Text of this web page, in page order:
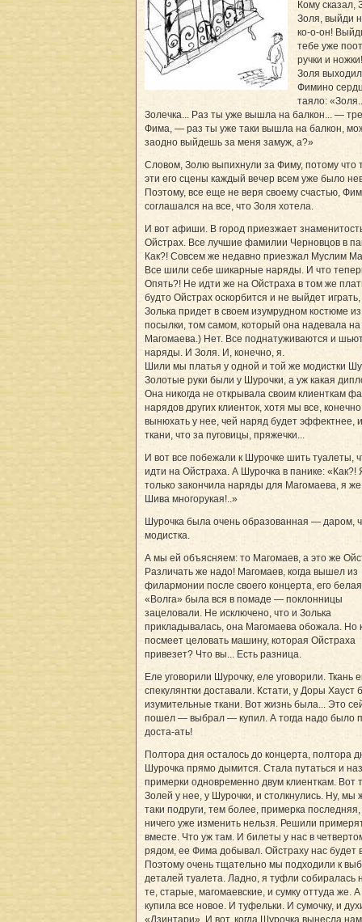
Кому сказал,
Золя, выйди
ко-о-он!
тебе уже
ручки и
Золя
Фимино
таяло:
Золечка... Раз ты уже вышла на балкон... —
Фима, — раз ты уже таки вышла на балкон,
заодно выйдешь за меня замуж, а?»
Словом, Золю выпихнули за Фиму, потому что
эти его сцены каждый вечер всем уже было
Поэтому, все еще не веря своему счастью,
соглашался на все, что Золя хотела.
И вот афиши. В город приезжает
Ойстрах. Все лучшие фамилии Черновцов в
Как?! Совсем же недавно приезжал Муслим
Все шили себе шикарные наряды. И что
Опять?! Не идти же на Ойстраха в том же
будто Ойстрах оскорбится и не выйдет
Золька придет в своем изумрудном костюме из
посылки, том самом, который она надевала на
Магомаева.) Нет. Все поднатуживаются и
наряды. И Золя. И, конечно, я.
Шили мы платья у одной и той же модистки
Золотые руки были у Шурочки, а уж какая
Она никогда не открывала своим клиенткам
нарядов других клиенток, хотя мы все,
вынюхать у нее, чей наряд будет эффектнее,
ткани, что за пуговицы, пряжечки...
И вот все побежали к Шурочке шить туалеты,
идти на Ойстраха. А Шурочка в панике: «Как?!
только закончила наряды для Магомаева, я
Шива многорукая!..»
Шурочка была очень образованная — даром,
модистка.
А мы ей объясняем: то Магомаев, а это же
Различать же надо! Магомаев, когда вышел из
филармонии после своего концерта, его белая
«Волга» была вся в помаде — поклонницы
зацеловали. Не исключено, что и Золька
прикладывалась, она Магомаева обожала. Но
посмеет целовать машину, которая Ойстраха
привезет? Что вы... Есть разница.
Еле уговорили Шурочку, еле уговорили. Ткань
спекулянтки доставали. Кстати, у Доры Хауст
изумительные ткани. Вот жизнь была... Это
пошел — выбрал — купил. А тогда надо было
доста-ать!
Полтора дня осталось до концерта, полтора
Шурочка прямо дымится. Стала путаться и
примерки одновременно двум клиенткам. Вот
Золей у нее, у Шурочки, и столкнулись. Ну, мы
таки подруги, тем более, примерка
ничего уже изменить нельзя. Решили
вместе. Что уж там. И билеты у нас в
рядом, ее Фима добывал. Ойстраху нас будет
Поэтому очень тщательно мы подходили к
деталей туалета. Ладно, я туфли собиралась
те, старые, магомаевские, и сумку оттуда же.
купила все новое. И туфельки. И сумочку, и
«Дзинтари». И вот, когда Шурочка вынесла